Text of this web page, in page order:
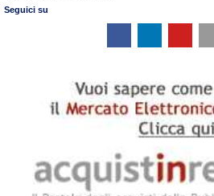
Seguici su